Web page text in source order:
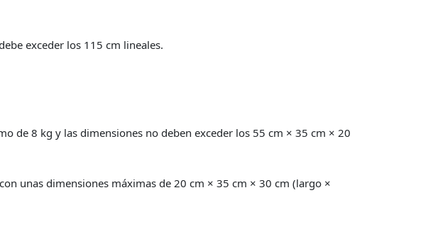
exceder los 115 cm lineales.
de 8 kg y las dimensiones no deben exceder los 55 cm × 35 cm × 20
unas dimensiones máximas de 20 cm × 35 cm × 30 cm (largo ×